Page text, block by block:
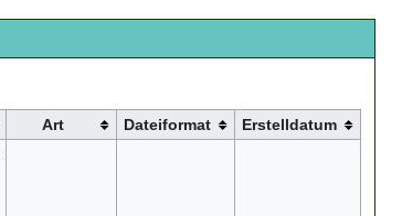
Art Dateiformat Erstelldatum